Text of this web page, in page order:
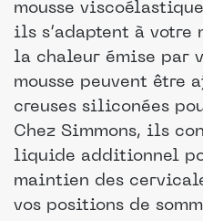
mousse
ils s’adaptent à votre
la chaleur émise par
mousse peuvent être
creuses siliconées
Chez Simmons, ils
liquide additionnel
maintien des
vos positions de